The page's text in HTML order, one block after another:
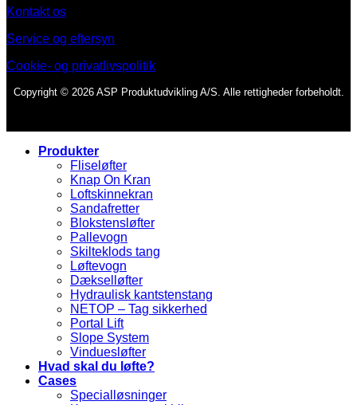
Kontakt os
Service og eftersyn
Cookie- og privatlivspolitik
Copyright © 2026 ASP Produktudvikling A/S. Alle rettigheder forbeholdt.
Produkter
Fliseløfter
Knap On Kran
Loftskinnekran
Sandafretter
Blokstensløfter
Pallevogn
Skilteklods tang
Løftevogn
Dækselløfter
Hydraulisk kantstenstang
NETOP – Tag sikkerhed
Portal Lift
Slope System
Vinduesløfter
Hvad skal du løfte?
Cases
Specialløsninger